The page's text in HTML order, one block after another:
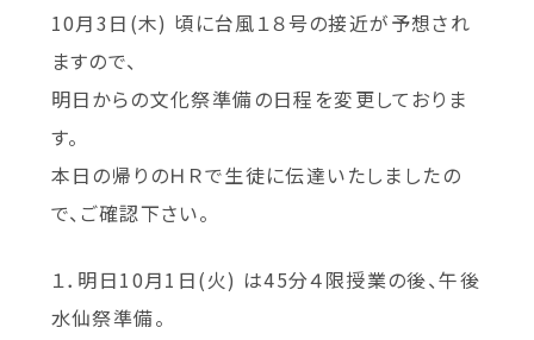
10月3日(木) 頃に台風１８号の接近が予想され
ますので、
明日からの文化祭準備の日程を変更しておりま
す。
本日の帰りのＨＲで生徒に伝達いたしましたの
で、ご確認下さい。
１．明日10月1日(火) は45分４限授業の後、午後
水仙祭準備。